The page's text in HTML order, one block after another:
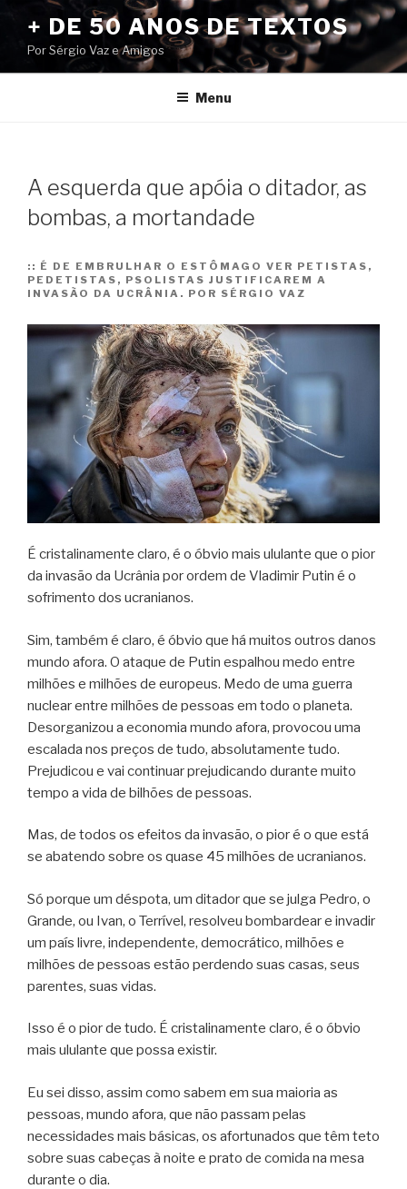
conteúdo
+ DE 50 ANOS DE TEXTOS
Por Sérgio Vaz e Amigos
Menu
A esquerda que apóia o ditador, as
bombas, a mortandade
:: É DE EMBRULHAR O ESTÔMAGO VER PETISTAS,
PEDETISTAS, PSOLISTAS JUSTIFICAREM A
INVASÃO DA UCRÂNIA. POR SÉRGIO VAZ
É cristalinamente claro, é o óbvio mais ululante que o pior
da invasão da Ucrânia por ordem de Vladimir Putin é o
sofrimento dos ucranianos.
Sim, também é claro, é óbvio que há muitos outros danos
mundo afora. O ataque de Putin espalhou medo entre
milhões e milhões de europeus. Medo de uma guerra
nuclear entre milhões de pessoas em todo o planeta.
Desorganizou a economia mundo afora, provocou uma
escalada nos preços de tudo, absolutamente tudo.
Prejudicou e vai continuar prejudicando durante muito
tempo a vida de bilhões de pessoas.
Mas, de todos os efeitos da invasão, o pior é o que está
se abatendo sobre os quase 45 milhões de ucranianos.
Só porque um déspota, um ditador que se julga Pedro, o
Grande, ou Ivan, o Terrível, resolveu bombardear e invadir
um país livre, independente, democrático, milhões e
milhões de pessoas estão perdendo suas casas, seus
parentes, suas vidas.
Isso é o pior de tudo. É cristalinamente claro, é o óbvio
mais ululante que possa existir.
Eu sei disso, assim como sabem em sua maioria as
pessoas, mundo afora, que não passam pelas
necessidades mais básicas, os afortunados que têm teto
sobre suas cabeças à noite e prato de comida na mesa
durante o dia.